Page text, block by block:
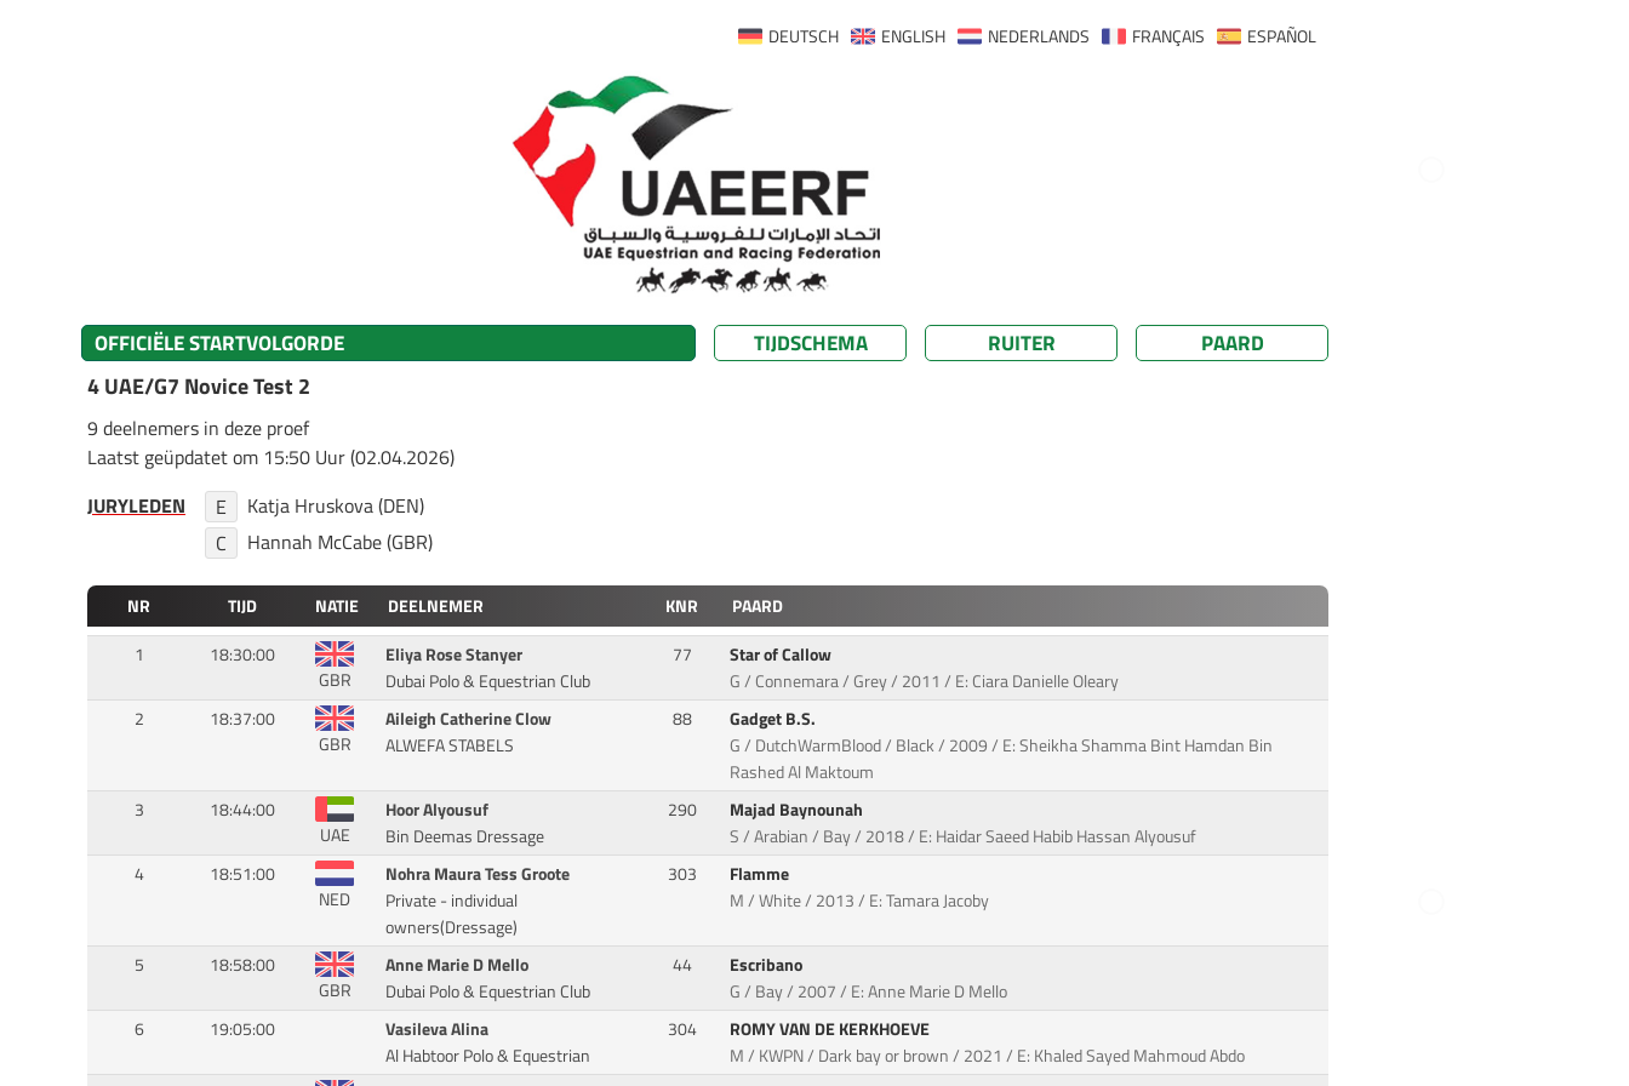
ESPAÑOL
FRANÇAIS
NEDERLANDS
ENGLISH
DEUTSCH
OFFICIËLE STARTVOLGORDE TIJDSCHEMA RUITER
PAARD
4 UAE/G7 Novice Test 2
9 deelnemers in deze proef
Laatst geüpdatet om 15:50 Uur (02.04.2026)
JURYLEDEN
E
Katja Hruskova (DEN)
C
Hannah McCabe (GBR)
NR TIJD NATIE DEELNEMER KNR
PAARD
1
18:30:00
GBR
Eliya Rose Stanyer
Dubai Polo & Equestrian Club
77
Star of Callow
G / Connemara / Grey / 2011 / E: Ciara Danielle Oleary
2
18:37:00
GBR
Aileigh Catherine Clow
ALWEFA STABELS
88
Gadget B.S.
G / DutchWarmBlood / Black / 2009 / E: Sheikha Shamma Bint Hamdan Bin
Rashed Al Maktoum
3
18:44:00
UAE
Hoor Alyousuf
Bin Deemas Dressage
290
Majad Baynounah
S / Arabian / Bay / 2018 / E: Haidar Saeed Habib Hassan Alyousuf
4
18:51:00
NED
Nohra Maura Tess Groote
Private - individual
owners(Dressage)
303
Flamme
M / White / 2013 / E: Tamara Jacoby
5
18:58:00
GBR
Anne Marie D Mello
Dubai Polo & Equestrian Club
44
Escribano
G / Bay / 2007 / E: Anne Marie D Mello
6
19:05:00
Vasileva Alina
Al Habtoor Polo & Equestrian
304
ROMY VAN DE KERKHOEVE
M / KWPN / Dark bay or brown / 2021 / E: Khaled Sayed Mahmoud Abdo